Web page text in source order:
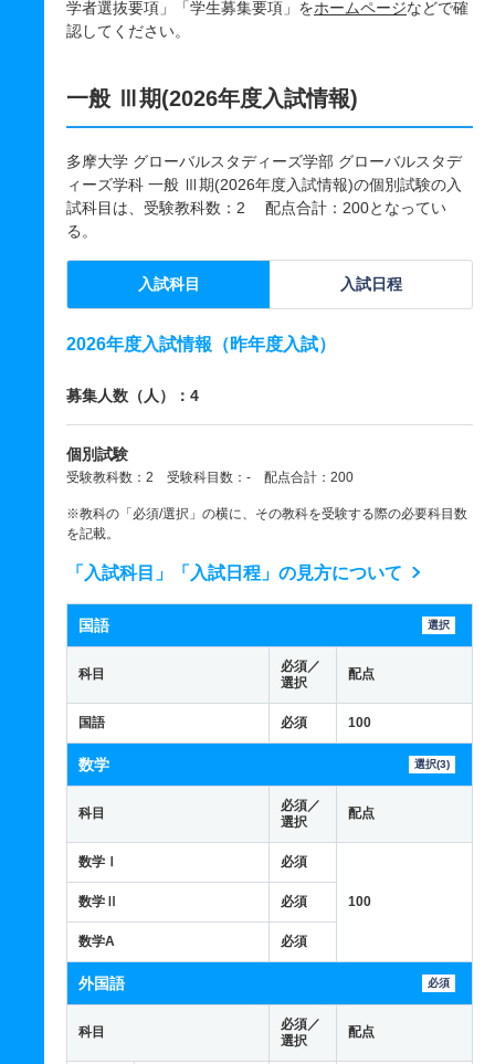
学者選抜要項」「学生募集要項」をホームページなどで確
認してください。
一般 Ⅲ期(2026年度入試情報)
多摩大学 グローバルスタディーズ学部 グローバルスタデ
ィーズ学科 一般 Ⅲ期(2026年度入試情報)の個別試験の入
試科目は、受験教科数：2 配点合計：200となってい
る。
入試科目 入試日程
2026年度入試情報（昨年度入試）
募集人数（人）：4
個別試験
受験教科数：2 受験科目数：- 配点合計：200
※教科の「必須/選択」の横に、その教科を受験する際の必要科目数
を記載。
「入試科目」「入試日程」の見方について
国語 選択
科目
必須／
選択
配点
国語 必須 100
数学 選択(3)
科目
必須／
選択
配点
数学Ⅰ 必須
100
数学Ⅱ 必須
数学A 必須
外国語 必須
科目
必須／
選択
配点